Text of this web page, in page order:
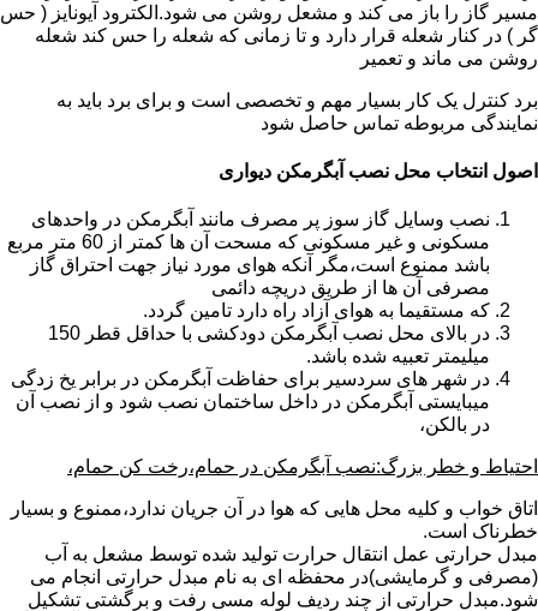
مسیر گاز را باز می کند و مشعل روشن می شود.الکترود آیونایز ( حس
گر ) در کنار شعله قرار دارد و تا زمانی که شعله را حس کند شعله
روشن می ماند و تعمیر
برد کنترل یک کار بسیار مهم و تخصصی است و برای برد باید به
نمایندگی مربوطه تماس حاصل شود
اصول انتخاب محل نصب آبگرمکن دیواری
نصب وسایل گاز سوز پر مصرف مانند آبگرمکن در واحدهای
مسکونی و غیر مسکونی که مسحت آن ها کمتر از 60 متر مربع
باشد ممنوع است،مگر آنکه هوای مورد نیاز جهت احتراق گاز
مصرفی آن ها از طریق دریچه دائمی
که مستقیما به هوای آزاد راه دارد تامین گردد.
در بالای محل نصب آبگرمکن دودکشی با حداقل قطر 150
میلیمتر تعبیه شده باشد.
در شهر های سردسیر برای حفاظت آبگرمکن در برابر یخ زدگی
میبایستی آبگرمکن در داخل ساختمان نصب شود و از نصب آن
در بالکن،
احتیاط و خطر بزرگ:نصب آبگرمکن در حمام،رخت کن حمام،
اتاق خواب و کلیه محل هایی که هوا در آن جریان ندارد،ممنوع و بسیار
خطرناک است.
مبدل حرارتی عمل انتقال حرارت تولید شده توسط مشعل به آب
(مصرفی و گرمایشی)در محفظه ای به نام مبدل حرارتی انجام می
شود.مبدل حرارتی از چند ردیف لوله مسی رفت و برگشتی تشکیل